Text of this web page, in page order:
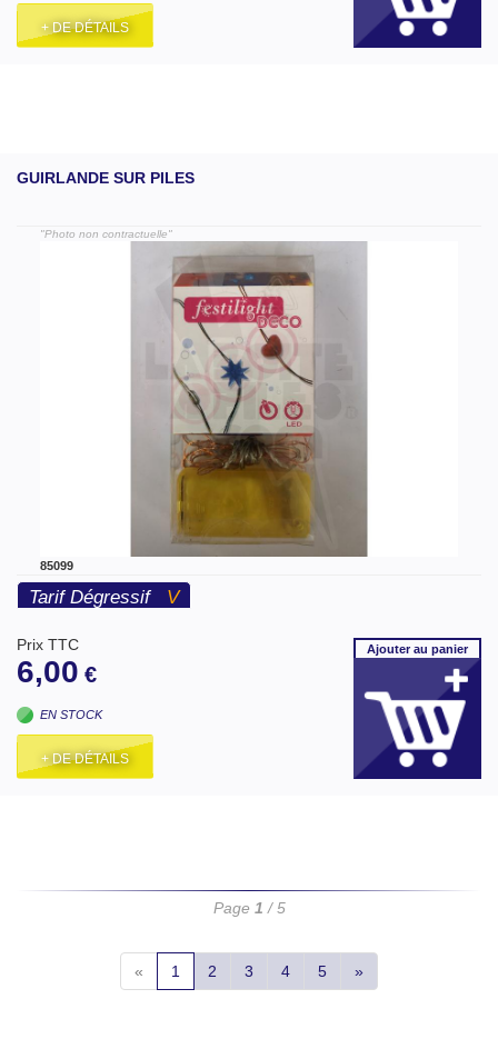
+ DE DÉTAILS
GUIRLANDE SUR PILES
"Photo non contractuelle"
85099
Tarif Dégressif V
Prix TTC
6,00 €
EN STOCK
+ DE DÉTAILS
Ajouterau panier
Page 1 / 5
« 1 2 3 4 5 »